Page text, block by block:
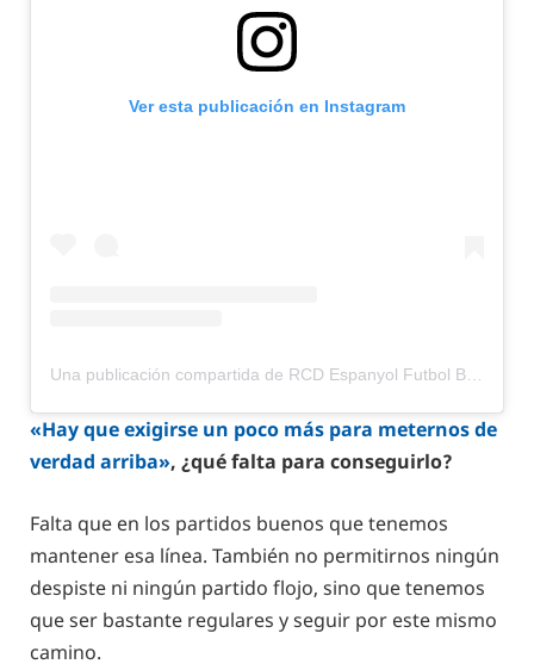
Ver esta publicación en Instagram
Una publicación compartida de RCD Espanyol Futbol Base (@rcde_la21)
«Hay que exigirse un poco más para meternos de
verdad arriba», ¿qué falta para conseguirlo?
Falta que en los partidos buenos que tenemos
mantener esa línea. También no permitirnos ningún
despiste ni ningún partido flojo, sino que tenemos
que ser bastante regulares y seguir por este mismo
camino.